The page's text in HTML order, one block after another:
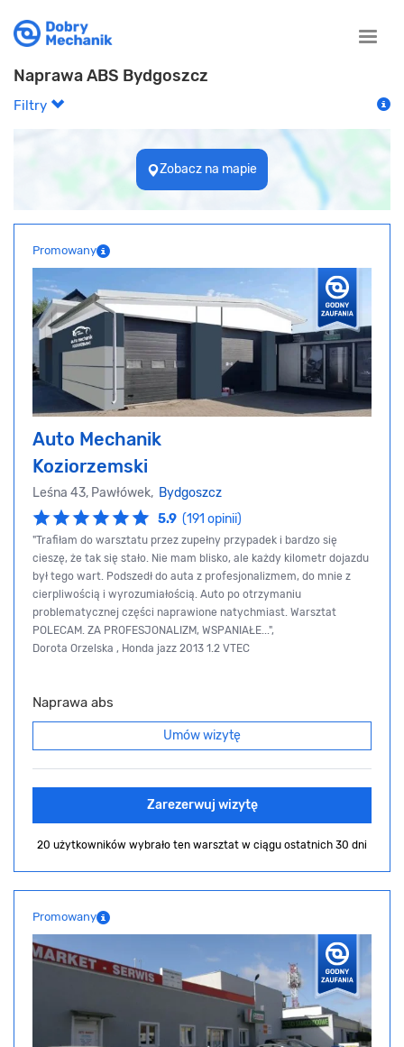
Toggle
Naprawa ABS Bydgoszcz
Filtry
Zobacz na mapie
Promowany
Auto Mechanik
Koziorzemski
Leśna 43, Pawłówek, Bydgoszcz
5.9 (191 opinii)
"Trafiłam do warsztatu przez zupełny przypadek i bardzo się
cieszę, że tak się stało. Nie mam blisko, ale każdy kilometr dojazdu
był tego wart. Podszedł do auta z profesjonalizmem, do mnie z
cierpliwością i wyrozumiałością. Auto po otrzymaniu
problematycznej części naprawione natychmiast. Warsztat
POLECAM. ZA PROFESJONALIZM, WSPANIAŁE...",
Dorota Orzelska , Honda jazz 2013 1.2 VTEC
Naprawa abs
Umów wizytę
Zarezerwuj wizytę
20 użytkowników wybrało ten warsztat w ciągu ostatnich 30 dni
Promowany